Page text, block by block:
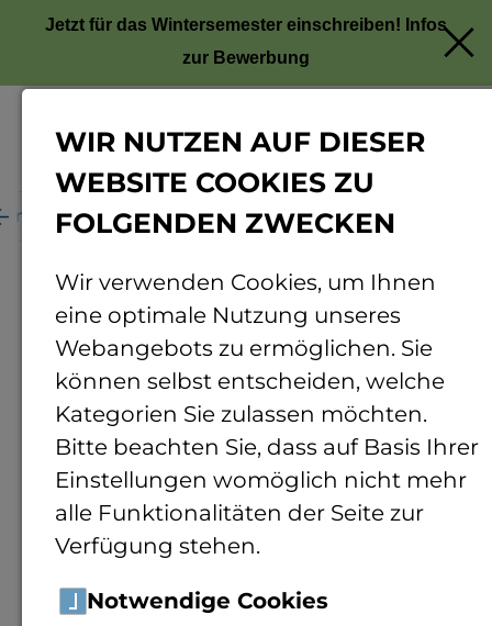
Jetzt für das Wintersemester einschreiben! Infos
zur Bewerbung
Personenverzeichnis Personendetails
B.Sc.
WIR NUTZEN AUF DIESER
WEBSITE COOKIES ZU
FOLGENDEN ZWECKEN
Wir verwenden Cookies, um Ihnen
eine optimale Nutzung unseres
Webangebots zu ermöglichen. Sie
können selbst entscheiden, welche
Kategorien Sie zulassen möchten.
Bitte beachten Sie, dass auf Basis Ihrer
Einstellungen womöglich nicht mehr
alle Funktionalitäten der Seite zur
Verfügung stehen.
Notwendige Cookies